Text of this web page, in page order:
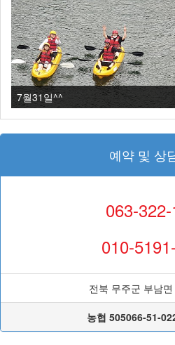
7월31일^^
예약 및 상
063-
010-
전북 무주군 부남
농협 505066-51-